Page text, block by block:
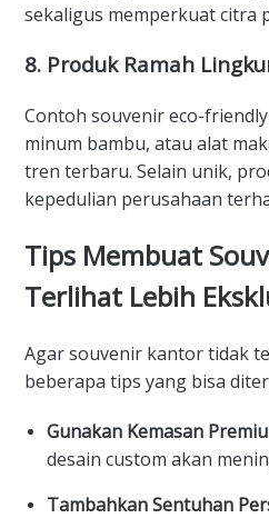
sekaligus memperkuat citra
8. Produk Ramah
Contoh souvenir eco-
minum bambu, atau alat
tren terbaru. Selain unik,
kepedulian perusahaan
Tips Membuat
Terlihat Lebih
Agar souvenir kantor tidak
beberapa tips yang bisa
Gunakan Kemasan
desain custom akan
Tambahkan Sentuhan